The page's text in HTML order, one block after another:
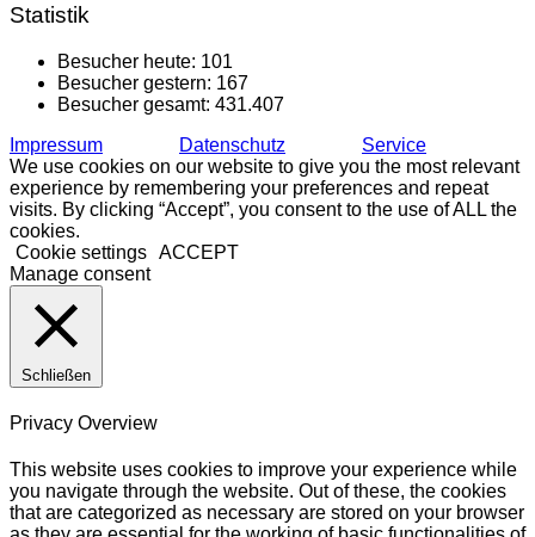
Statistik
Besucher heute: 101
Besucher gestern: 167
Besucher gesamt: 431.407
Impressum
Datenschutz
Service
We use cookies on our website to give you the most relevant
experience by remembering your preferences and repeat
visits. By clicking “Accept”, you consent to the use of ALL the
cookies.
Cookie settings ACCEPT
Manage consent
Schließen
Privacy Overview
This website uses cookies to improve your experience while
you navigate through the website. Out of these, the cookies
that are categorized as necessary are stored on your browser